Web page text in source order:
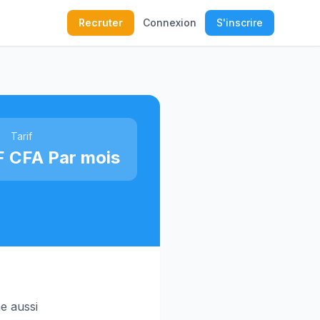
Recruter Connexion S'inscrire
Tarif
CFA Par mois
aussi